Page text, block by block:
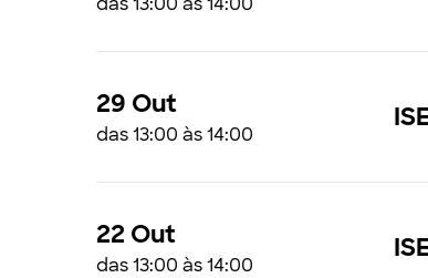
29 Out
das 13:00 às 14:00
22 Out
das 13:00 às 14:00